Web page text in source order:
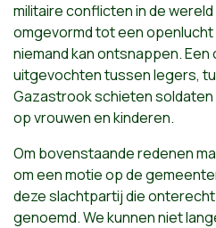
militaire conflicten in de
omgevormd tot een
niemand kan ontsnappen.
uitgevochten tussen legers,
Gazastrook schieten
op vrouwen en kinderen.
Om bovenstaande redenen
om een motie op de
deze slachtpartij die
genoemd. We kunnen niet